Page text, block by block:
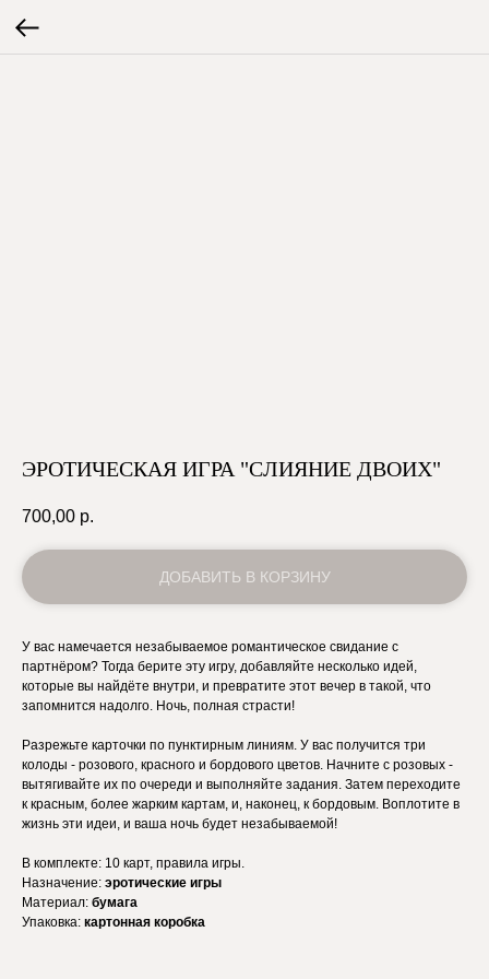
ЭРОТИЧЕСКАЯ ИГРА "СЛИЯНИЕ ДВОИХ"
700,00 р.
ДОБАВИТЬ В КОРЗИНУ
У вас намечается незабываемое романтическое свидание с
партнёром? Тогда берите эту игру, добавляйте несколько идей,
которые вы найдёте внутри, и превратите этот вечер в такой, что
запомнится надолго. Ночь, полная страсти!
Разрежьте карточки по пунктирным линиям. У вас получится три
колоды - розового, красного и бордового цветов. Начните с розовых -
вытягивайте их по очереди и выполняйте задания. Затем переходите
к красным, более жарким картам, и, наконец, к бордовым. Воплотите в
жизнь эти идеи, и ваша ночь будет незабываемой!
В комплекте: 10 карт, правила игры.
Назначение: эротические игры
Материал: бумага
Упаковка: картонная коробка